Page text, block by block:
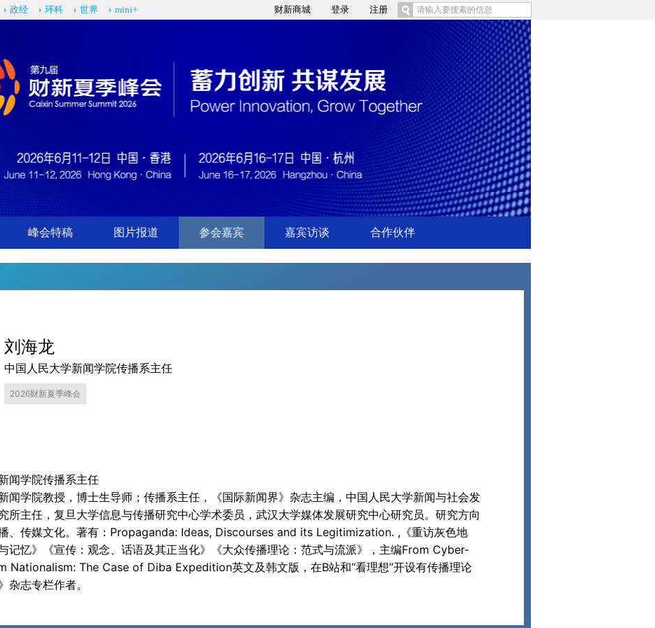
财新商城 登录 注册
政经 环科 世界 mini+
峰会特稿 图片报道 参会嘉宾 嘉宾访谈 合作伙伴
刘海龙
中国人民大学新闻学院传播系主任
2026财新夏季峰会
闻学院传播系主任
闻学院教授，博士生导师；传播系主任，《国际新闻界》杂志主编，中国人民大学新闻与社会发
所主任，复旦大学信息与传播研究中心学术委员，武汉大学媒体发展研究中心研究员。研究方向
、传媒文化。著有：Propaganda: Ideas, Discourses and its Legitimization. ,《重访灰色地
记忆》《宣传：观念、话语及其正当化》《大众传播理论：范式与流派》，主编From Cyber-
Nationalism: The Case of Diba Expedition英文及韩文版，在B站和“看理想”开设有传播理论
杂志专栏作者。